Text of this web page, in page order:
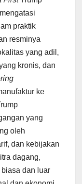
praktik
resminya
yang adil,
kronis, dan
ke
yang
oleh
dan kebijakan
dagang,
biasa dan luar